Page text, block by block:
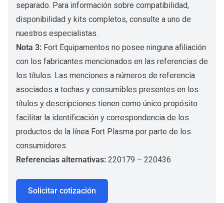
separado. Para información sobre compatibilidad,
disponibilidad y kits completos, consulte a uno de
nuestros especialistas.
Nota 3: Fort Equipamentos no posee ninguna afiliación
con los fabricantes mencionados en las referencias de
los títulos. Las menciones a números de referencia
asociados a tochas y consumibles presentes en los
títulos y descripciones tienen como único propósito
facilitar la identificación y correspondencia de los
productos de la línea Fort Plasma por parte de los
consumidores.
Referencias alternativas: 220179 – 220436
Solicitar cotización